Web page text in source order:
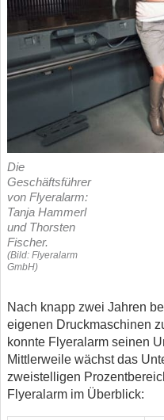
Die
Geschäftsführer
von Flyeralarm:
Tanja Hammerl
und Thorsten
Fischer.
(Bild: Flyeralarm
GmbH)
Nach knapp zwei Jahren
eigenen Druckmaschinen
konnte Flyeralarm seinen
Mittlerweile wächst das
zweistelligen
Flyeralarm im Überblick: